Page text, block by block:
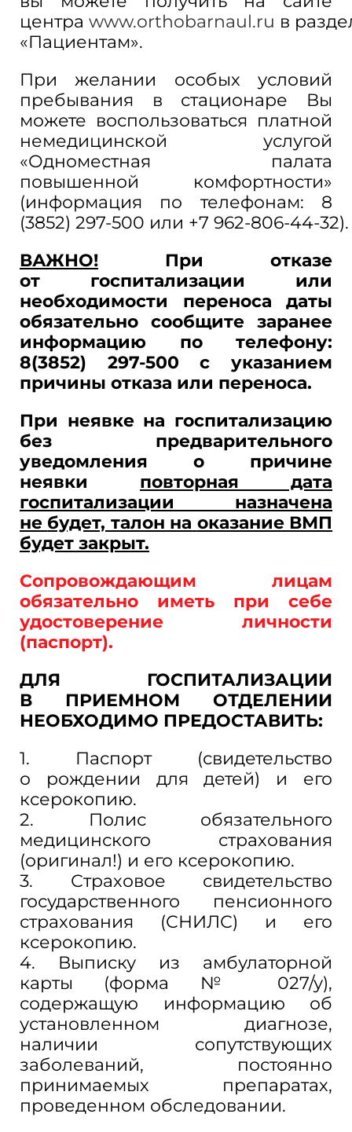
центра www.orthobarnaul.ru в
«Пациентам».
При желании особых условий
пребывания в
стационаре
Вы
можете воспользоваться платной
немедицинской услугой
«Одноместная палата
повышенной комфортности»
(информация по
телефонам: 8
(3852) 297-500 или +7 962-806-44-32).
ВАЖНО! При отказе
от
госпитализации или
необходимости переноса даты
обязательно сообщите заранее
информацию по
телефону:
8(3852) 297-500 с указанием
причины отказа или переноса.
При неявке на госпитализацию
без предварительного
уведомления о
причине
неявки повторная дата
госпитализации назначена
не будет, талон на оказание ВМП
будет закрыт.
Сопровождающим лицам
обязательно иметь при себе
удостоверение личности
(паспорт).
ДЛЯ ГОСПИТАЛИЗАЦИИ
В
ПРИЕМНОМ ОТДЕЛЕНИИ
НЕОБХОДИМО ПРЕДОСТАВИТЬ:
1. Паспорт (свидетельство
о
рождении для детей) и
его
ксерокопию.
2. Полис обязательного
медицинского страхования
(оригинал!) и его ксерокопию.
3. Страховое свидетельство
государственного пенсионного
страхования (СНИЛС) и
его
ксерокопию.
4. Выписку из амбулаторной
карты (форма № 027/у),
содержащую информацию об
установленном диагнозе,
наличии сопутствующих
заболеваний, постоянно
принимаемых препаратах,
проведенном обследовании.